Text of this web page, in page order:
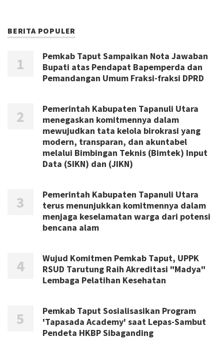
BERITA POPULER
Pemkab Taput Sampaikan Nota Jawaban
Bupati atas Pendapat Bapemperda dan
Pemandangan Umum Fraksi-fraksi DPRD
Pemerintah Kabupaten Tapanuli Utara
menegaskan komitmennya dalam
mewujudkan tata kelola birokrasi yang
modern, transparan, dan akuntabel
melalui Bimbingan Teknis (Bimtek) Input
Data (SIKN) dan (JIKN)
Pemerintah Kabupaten Tapanuli Utara
terus menunjukkan komitmennya dalam
menjaga keselamatan warga dari potensi
bencana alam
Wujud Komitmen Pemkab Taput, UPPK
RSUD Tarutung Raih Akreditasi "Madya"
Lembaga Pelatihan Kesehatan
Pemkab Taput Sosialisasikan Program
'Tapasada Academy' saat Lepas-Sambut
Pendeta HKBP Sibaganding